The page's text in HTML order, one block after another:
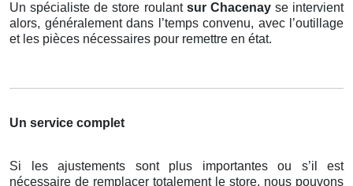
Un spécialiste de store roulant sur Chacenay se intervient
alors, généralement dans l’temps convenu, avec l’outillage
et les pièces nécessaires pour remettre en état.
Un service complet
Si les ajustements sont plus importantes ou s’il est
nécessaire de remplacer totalement le store, nous pouvons